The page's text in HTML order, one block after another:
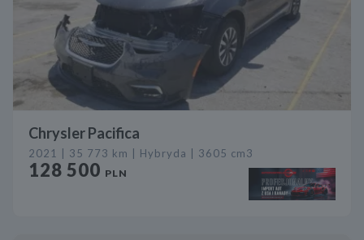
Chrysler Pacifica
2021 | 35 773 km | Hybryda | 3605 cm3
128 500 PLN